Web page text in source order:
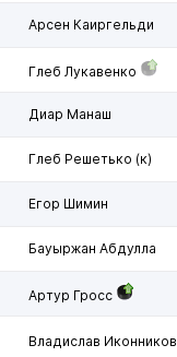
Арсен Каиргельди
Глеб Лукавенко
Диар Манаш
Глеб Решетько (к)
Егор Шимин
Бауыржан Абдулла
Артур Гросс
Владислав Иконников